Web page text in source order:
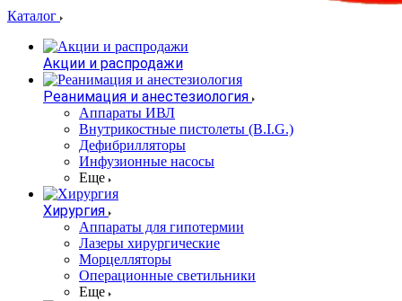
Каталог
Акции и распродажи
Реанимация и анестезиология
Аппараты ИВЛ
Внутрикостные пистолеты (B.I.G.)
Дефибрилляторы
Инфузионные насосы
Еще
Хирургия
Аппараты для гипотермии
Лазеры хирургические
Морцелляторы
Операционные светильники
Еще